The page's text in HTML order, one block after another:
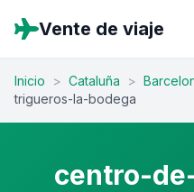
Vente de viaje
Inicio > Cataluña >
trigueros-la-bodega
centro-